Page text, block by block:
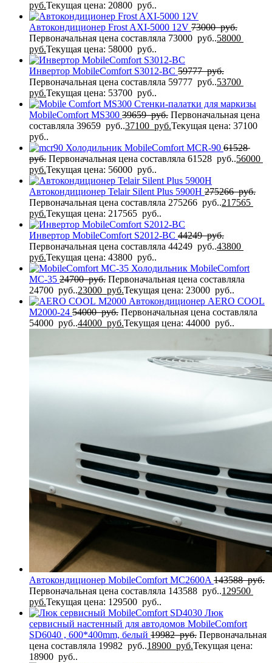
руб.Текущая цена: 20800 руб..
Автокондиционер Frost AXI-5000 12V 73000руб.
Первоначальная цена составляла 73000 руб..58000
руб.Текущая цена: 58000 руб..
Инвертор MobileComfort S3012-BC 59777руб.
Первоначальная цена составляла 59777 руб..53700
руб.Текущая цена: 53700 руб..
Стенки-палатки для маркизы
MobileComfort МS300 39659руб. Первоначальная цена
составляла 39659 руб..37100 руб.Текущая цена: 37100
руб..
Холодильник MobileComfort MCR-90 61528
руб. Первоначальная цена составляла 61528 руб..56000
руб.Текущая цена: 56000 руб..
Автокондиционер Telair Silent Plus 5900H 275266руб.
Первоначальная цена составляла 275266 руб..217565
руб.Текущая цена: 217565 руб..
Инвертор MobileComfort S2012-BC 44249руб.
Первоначальная цена составляла 44249 руб..43800
руб.Текущая цена: 43800 руб..
Холодильник MobileComfort
MC-35 24700руб. Первоначальная цена составляла
24700 руб..23000 руб.Текущая цена: 23000 руб..
Автокондиционер AERO COOL
M2000-24 54000руб. Первоначальная цена составляла
54000 руб..44000 руб.Текущая цена: 44000 руб..
Автокондиционер MobileComfort MC2600A 143588руб.
Первоначальная цена составляла 143588 руб..129500
руб.Текущая цена: 129500 руб..
Люк
сервисный настенный для автодомов MobileComfort
SD6040 , 600*400mm, белый 19982руб. Первоначальная
цена составляла 19982 руб..18900 руб.Текущая цена:
18900 руб..